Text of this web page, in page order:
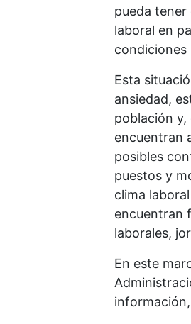
pueda tener
laboral en
condiciones
Esta
ansiedad,
población y,
encuentran
posibles
puestos y
clima
encuentran
laborales,
En este